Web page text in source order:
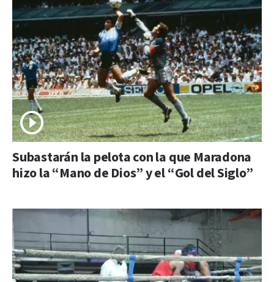
Subastarán la pelota con la que Maradona
hizo la “Mano de Dios” y el “Gol del Siglo”